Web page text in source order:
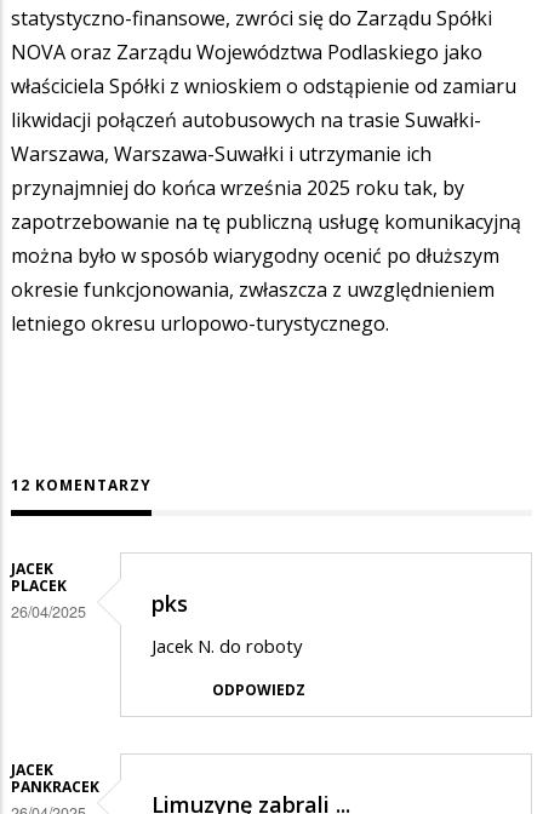
statystyczno-finansowe, zwróci się do Zarządu Spółki
NOVA oraz Zarządu Województwa Podlaskiego jako
właściciela Spółki z wnioskiem o odstąpienie od zamiaru
likwidacji połączeń autobusowych na trasie Suwałki-
Warszawa, Warszawa-Suwałki i utrzymanie ich
przynajmniej do końca września 2025 roku tak, by
zapotrzebowanie na tę publiczną usługę komunikacyjną
można było w sposób wiarygodny ocenić po dłuższym
okresie funkcjonowania, zwłaszcza z uwzględnieniem
letniego okresu urlopowo-turystycznego.
12 KOMENTARZY
JACEK
PLACEK
26/04/2025 pks
Jacek N. do roboty
ODPOWIEDZ
JACEK
PANKRACEK
Limuzynę zabrali ...